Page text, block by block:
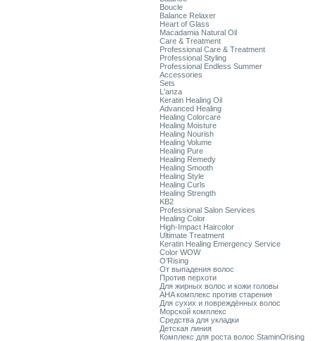
Boucle
Balance Relaxer
Heart of Glass
Macadamia Natural Oil
Care & Treatment
Professional Care & Treatment
Professional Styling
Professional Endless Summer
Accessories
Sets
L'anza
Keratin Healing Oil
Advanced Healing
Healing Colorcare
Healing Moisture
Healing Nourish
Healing Volume
Healing Pure
Healing Remedy
Healing Smooth
Healing Style
Healing Curls
Healing Strength
KB2
Professional Salon Services
Healing Color
High-Impact Haircolor
Ultimate Treatment
Keratin Healing Emergency Service
Color WOW
O’Rising
От выпадения волос
Против перхоти
Для жирных волос и кожи головы
AHA комплекс против старения
Для сухих и повреждённых волос
Морской комплекс
Средства для укладки
Детская линия
Комплекс для роста волос StaminOrising